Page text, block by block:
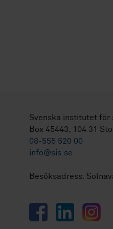
Svenska institutet för
Box 45443, 104 31
08-555 520 00
info@sis.se
Besöksadress:
FacebookLinkedIn